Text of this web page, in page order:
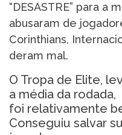
“DESASTRE” para a
abusaram de
Corinthians,
deram mal.
O Tropa de Elite,
a média da rodada,
foi relativamente
Conseguiu salvar